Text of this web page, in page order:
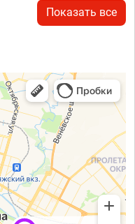
Показать все